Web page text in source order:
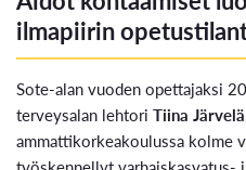
ilmapiirin
Sote-alan vuoden opettajaksi
terveysalan lehtori Tiina Järvelä
ammattikorkeakoulussa kolme